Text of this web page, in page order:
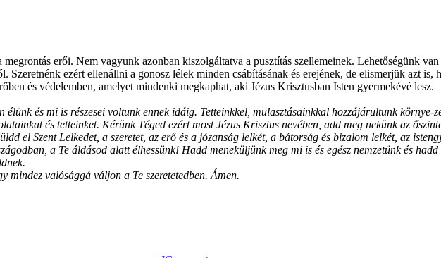
erői. Nem vagyunk azonban kiszolgáltatva a pusztítás szellemeinek. Lehetőségünk
ezért ellenállni a gonosz lélek minden csábításának és erejének, de elismerjük azt
és védelemben, amelyet mindenki megkaphat, aki Jézus Krisztusban Isten gyermekévé lesz.
és mi is részesei voltunk ennek idáig. Tetteinkkel, mulasztásainkkal hozzájárultunk környe-
és tetteinket. Kérünk Téged ezért most Jézus Krisztus nevében, add meg nekünk az
el Szent Lelkedet, a szeretet, az erő és a józanság lelkét, a bátorság és bizalom lelkét, az
a Te áldásod alatt élhessünk! Hadd meneküljünk meg mi is és egész nemzetünk és
mindez valósággá váljon a Te szeretetedben. Ámen.